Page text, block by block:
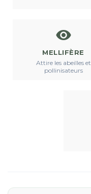

MELLIFÈRE
Attire les abeilles et
pollinisateurs